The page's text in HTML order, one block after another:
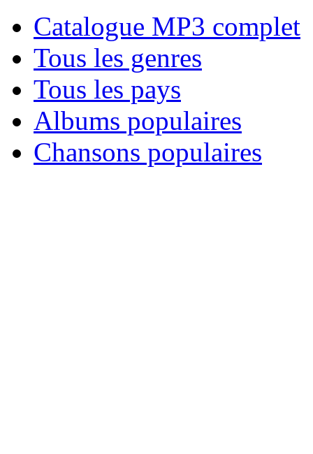
Catalogue MP3 complet
Tous les genres
Tous les pays
Albums populaires
Chansons populaires